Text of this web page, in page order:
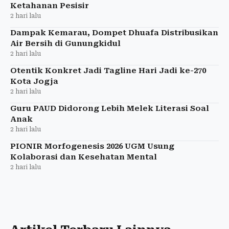
Ketahanan Pesisir
2 hari lalu
Dampak Kemarau, Dompet Dhuafa Distribusikan
Air Bersih di Gunungkidul
2 hari lalu
Otentik Konkret Jadi Tagline Hari Jadi ke-270
Kota Jogja
2 hari lalu
Guru PAUD Didorong Lebih Melek Literasi Soal
Anak
2 hari lalu
PIONIR Morfogenesis 2026 UGM Usung
Kolaborasi dan Kesehatan Mental
2 hari lalu